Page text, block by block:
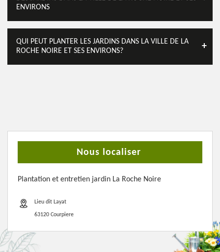
ENVIRONS
QUI PEUT PLANTER LES JARDINS DANS LA VILLE DE LA
ROCHE NOIRE ET SES ENVIRONS?
Nous localiser
Plantation et entretien jardin La Roche Noire
Lieu dit Layat
63120 Courpiere